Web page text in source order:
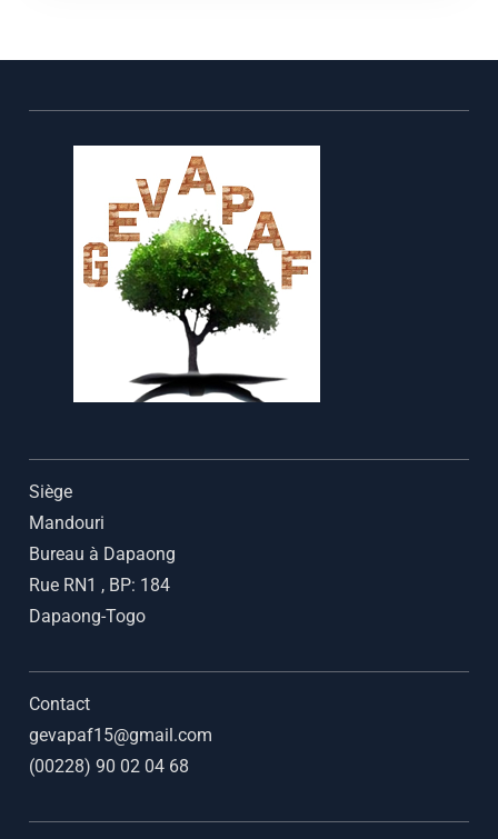
Siège
Mandouri
Bureau à Dapaong
Rue RN1 , BP: 184
Dapaong-Togo
Contact
gevapaf15@gmail.com
(00228) 90 02 04 68